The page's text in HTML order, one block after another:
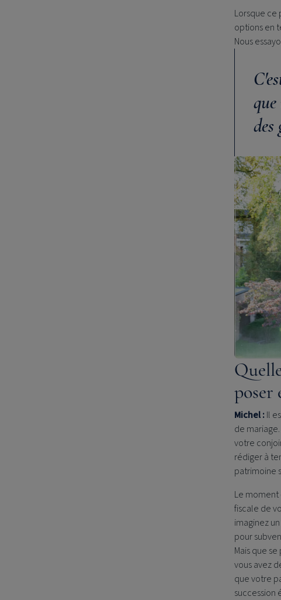
Lorsque ce
options en
Nous
des
poser
Michel :Il
de
votre
rédiger à
patrimoine
Le moment
fiscale de
imaginez
pour
Mais que
vous avez
que votre
succession